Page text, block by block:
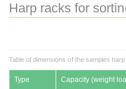
Harp racks for
Table of dimensions of the samples
Type Capacity (weight